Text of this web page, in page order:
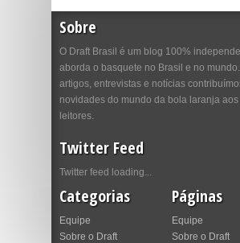
Sobre
O Draft Brasil é um blog 100%
aborda o basquete no Brasil e no
artigos, entrevistas e notícias
novidades do mundo da bola laranja
leitores.
Twitter Feed
Twitter feed loading...
Categorias
Equipe
Sobre o Draft
Páginas
Equipe
Sobre o Draft